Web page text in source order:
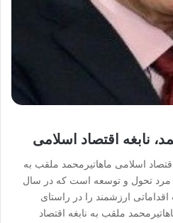
نابغه اقتصاد اسلامی
اسلامی ماهاتیرمحمد ملقب به
مرد تحول و توسعه است که در سال
اقداماتی ارزشمند را در راستای
ملقب به نابغه اقتصاد